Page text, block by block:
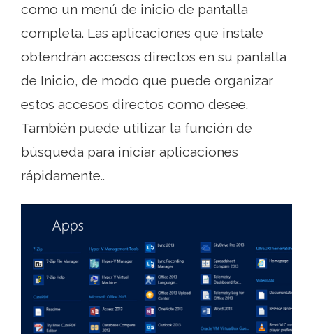
como un menú de inicio de pantalla
completa. Las aplicaciones que instale
obtendrán accesos directos en su pantalla
de Inicio, de modo que puede organizar
estos accesos directos como desee.
También puede utilizar la función de
búsqueda para iniciar aplicaciones
rápidamente..